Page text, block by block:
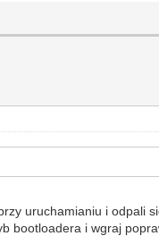
uruchamianiu i odpali
bootloadera i wgraj